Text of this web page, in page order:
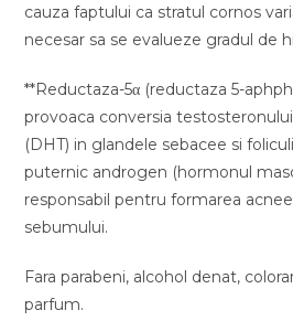
cauza faptului ca stratul cornos
necesar sa se evalueze gradul de
**Reductaza-5α (reductaza 5-
provoaca conversia
(DHT) in glandele sebacee si
puternic androgen (hormonul
responsabil pentru formarea
sebumului.
Fara parabeni, alcohol denat,
parfum.